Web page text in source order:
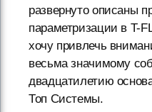
развернуто описаны
параметризации в T-
хочу привлечь
весьма значимому
двадцатилетию
Топ Системы.